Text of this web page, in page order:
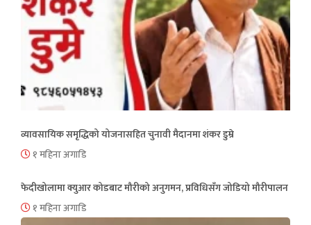
व्यावसायिक समृद्धिको योजनासहित चुनावी मैदानमा शंकर डुम्रे
१ महिना अगाडि
फेदीखोलामा क्युआर कोडबाट मौरीको अनुगमन, प्रविधिसँग जोडियो मौरीपालन
१ महिना अगाडि